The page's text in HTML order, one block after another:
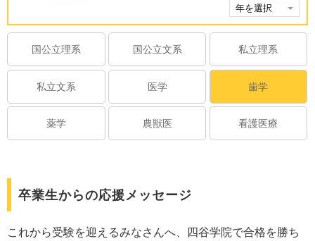
国公立理系 国公立文系 私立理系
私立文系 医学 歯学
薬学 農獣医 看護医療
卒業生からの応援メッセージ
これから受験を迎えるみなさんへ、四谷学院で合格を勝ち